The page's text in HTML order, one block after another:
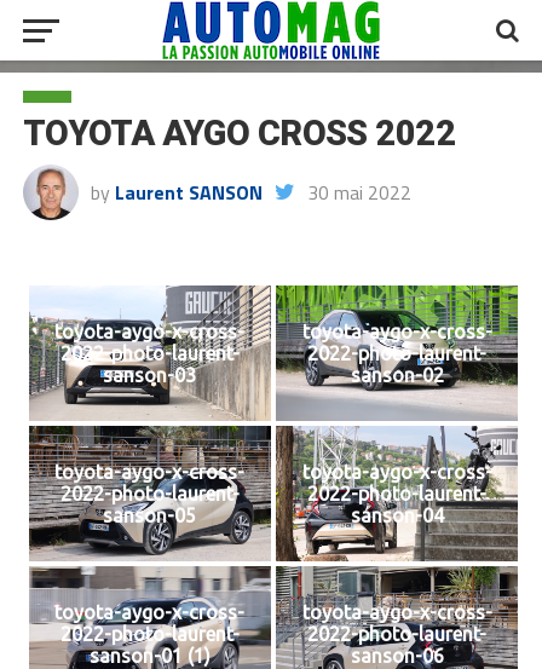
TOYOTA AYGO CROSS 2022
by Laurent SANSON 30 mai 2022
toyota-aygo-x-cross-
2022-photo-laurent-
sanson-03
toyota-aygo-x-cross-
2022-photo-laurent-
sanson-02
toyota-aygo-x-cross-
2022-photo-laurent-
sanson-05
toyota-aygo-x-cross-
2022-photo-laurent-
sanson-04
toyota-aygo-x-cross-
2022-photo-laurent-
sanson-01 (1)
toyota-aygo-x-cross-
2022-photo-laurent-
sanson-06